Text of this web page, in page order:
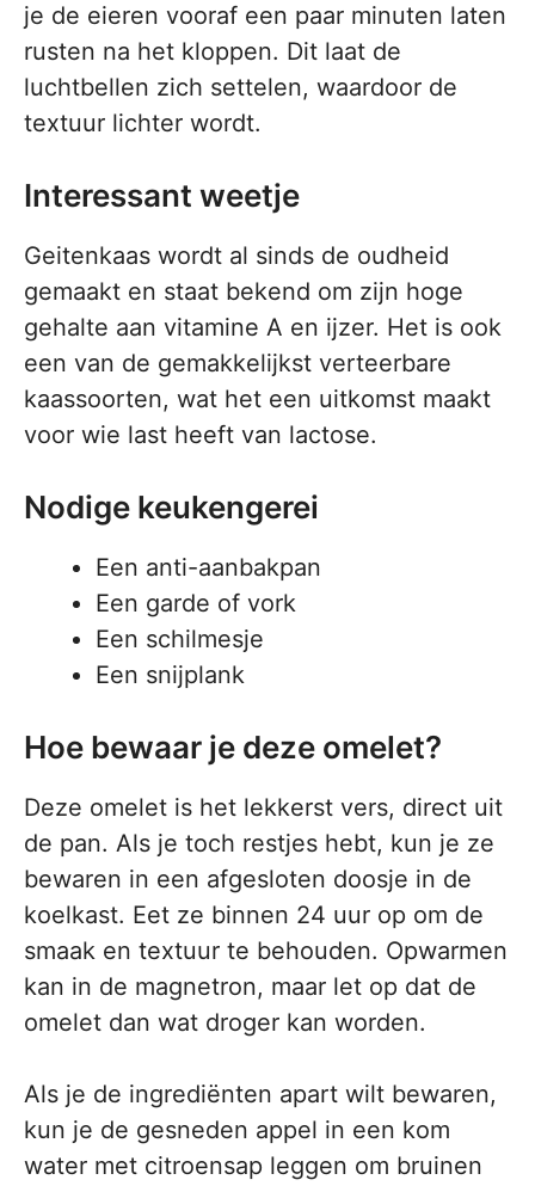
je de eieren vooraf een paar minuten laten
rusten na het kloppen. Dit laat de
luchtbellen zich settelen, waardoor de
textuur lichter wordt.
Interessant weetje
Geitenkaas wordt al sinds de oudheid
gemaakt en staat bekend om zijn hoge
gehalte aan vitamine A en ijzer. Het is ook
een van de gemakkelijkst verteerbare
kaassoorten, wat het een uitkomst maakt
voor wie last heeft van lactose.
Nodige keukengerei
Een anti-aanbakpan
Een garde of vork
Een schilmesje
Een snijplank
Hoe bewaar je deze omelet?
Deze omelet is het lekkerst vers, direct uit
de pan. Als je toch restjes hebt, kun je ze
bewaren in een afgesloten doosje in de
koelkast. Eet ze binnen 24 uur op om de
smaak en textuur te behouden. Opwarmen
kan in de magnetron, maar let op dat de
omelet dan wat droger kan worden.
Als je de ingrediënten apart wilt bewaren,
kun je de gesneden appel in een kom
water met citroensap leggen om bruinen